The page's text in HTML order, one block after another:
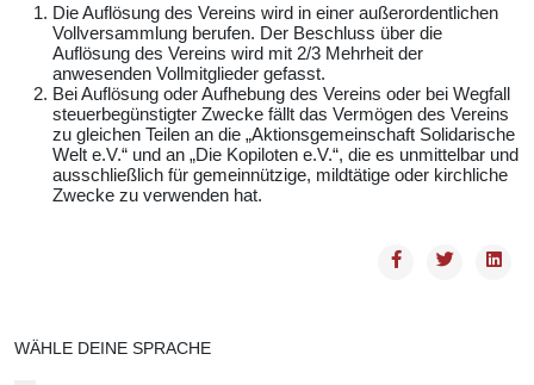
Die Auflösung des Vereins wird in einer außerordentlichen
Vollversammlung berufen. Der Beschluss über die
Auflösung des Vereins wird mit 2/3 Mehrheit der
anwesenden Vollmitglieder gefasst.
Bei Auflösung oder Aufhebung des Vereins oder bei Wegfall
steuerbegünstigter Zwecke fällt das Vermögen des Vereins
zu gleichen Teilen an die „Aktionsgemeinschaft Solidarische
Welt e.V.“ und an „Die Kopiloten e.V.“, die es unmittelbar und
ausschließlich für gemeinnützige, mildtätige oder kirchliche
Zwecke zu verwenden hat.
WÄHLE DEINE SPRACHE